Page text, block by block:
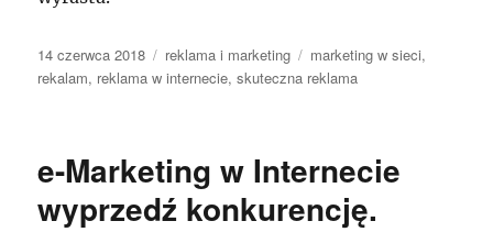
Data
publikacji
14 czerwca 2018 Kategorie
reklama i marketing Tagi
marketing w sieci,
rekalam, reklama w internecie,skuteczna reklama
e-Marketing w Internecie
wyprzedź konkurencję.